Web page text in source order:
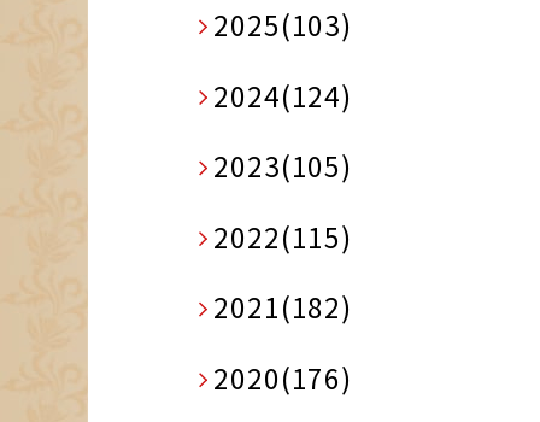
2025(103)
2024(124)
2023(105)
2022(115)
2021(182)
2020(176)